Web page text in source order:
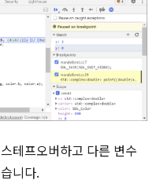
테프오버하고 다른 변수
니다.